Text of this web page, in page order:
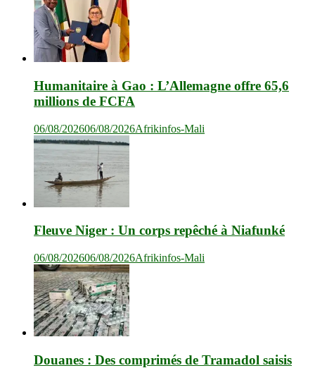
Humanitaire à Gao : L’Allemagne offre 65,6
millions de FCFA
06/08/202606/08/2026Afrikinfos-Mali
Fleuve Niger : Un corps repêché à Niafunké
06/08/202606/08/2026Afrikinfos-Mali
Douanes : Des comprimés de Tramadol saisis